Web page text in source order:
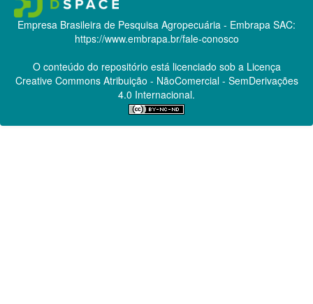
Empresa Brasileira de Pesquisa Agropecuária - Embrapa SAC:
https://www.embrapa.br/fale-conosco
O conteúdo do repositório está licenciado sob a Licença
Creative CommonsAtribuição - NãoComercial - SemDerivações
4.0 Internacional.